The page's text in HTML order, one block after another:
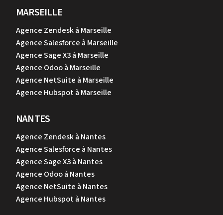
MARSEILLE
Agence Zendesk à Marseille
Agence Salesforce à Marseille
Agence Sage X3 à Marseille
Agence Odoo à Marseille
Agence NetSuite à Marseille
Agence Hubspot à Marseille
NANTES
Agence Zendesk à Nantes
Agence Salesforce à Nantes
Agence Sage X3 à Nantes
Agence Odoo à Nantes
Agence NetSuite à Nantes
Agence Hubspot à Nantes